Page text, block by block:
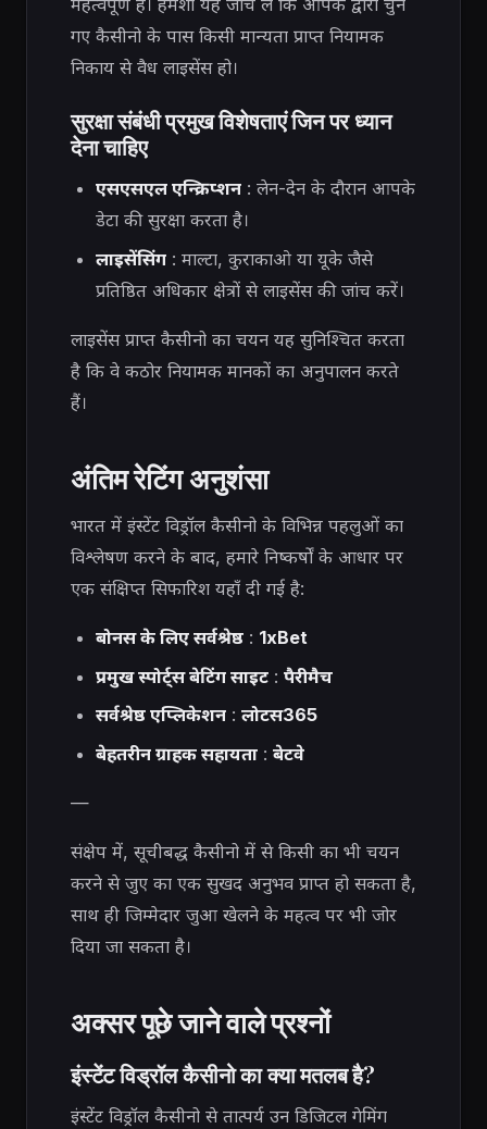
महत्वपूर्ण है। हमेशा यह जांच लें कि आपके द्वारा चुने
गए कैसीनो के पास किसी मान्यता प्राप्त नियामक
निकाय से वैध लाइसेंस हो।
सुरक्षा संबंधी प्रमुख विशेषताएं जिन पर ध्यान
देना चाहिए
एसएसएल एन्क्रिप्शन: लेन-देन के दौरान आपके
डेटा की सुरक्षा करता है।
लाइसेंसिंग: माल्टा, कुराकाओ या यूके जैसे
प्रतिष्ठित अधिकार क्षेत्रों से लाइसेंस की जांच करें।
लाइसेंस प्राप्त कैसीनो का चयन यह सुनिश्चित करता
है कि वे कठोर नियामक मानकों का अनुपालन करते
हैं।
अंतिम रेटिंग अनुशंसा
भारत में इंस्टेंट विड्रॉल कैसीनो के विभिन्न पहलुओं का
विश्लेषण करने के बाद, हमारे निष्कर्षों के आधार पर
एक संक्षिप्त सिफारिश यहाँ दी गई है:
बोनस के लिए सर्वश्रेष्ठ: 1xBet
प्रमुख स्पोर्ट्स बेटिंग साइट: पैरीमैच
सर्वश्रेष्ठ एप्लिकेशन: लोटस365
बेहतरीन ग्राहक सहायता: बेटवे
—
संक्षेप में, सूचीबद्ध कैसीनो में से किसी का भी चयन
करने से जुए का एक सुखद अनुभव प्राप्त हो सकता है,
साथ ही जिम्मेदार जुआ खेलने के महत्व पर भी जोर
दिया जा सकता है।
अक्सर पूछे जाने वाले प्रश्नों
इंस्टेंट विड्रॉल कैसीनो का क्या मतलब है?
इंस्टेंट विड्रॉल कैसीनो से तात्पर्य उन डिजिटल गेमिंग